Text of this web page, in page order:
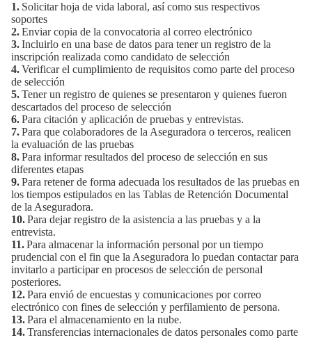
1. Solicitar hoja de vida laboral, así como sus respectivos
soportes
2.Enviar copia de la convocatoria al correo electrónico
3.Incluirlo en una base de datos para tener un registro de la
inscripción realizada como candidato de selección
4.Verificar el cumplimiento de requisitos como parte del proceso
de selección
5.Tener un registro de quienes se presentaron y quienes fueron
descartados del proceso de selección
6.Para citación y aplicación de pruebas y entrevistas.
7.Para que colaboradores de la Aseguradora o terceros, realicen
la evaluación de las pruebas
8.Para informar resultados del proceso de selección en sus
diferentes etapas
9.Para retener de forma adecuada los resultados de las pruebas en
los tiempos estipulados en las Tablas de Retención Documental
de la Aseguradora.
10.Para dejar registro de la asistencia a las pruebas y a la
entrevista.
11.Para almacenar la información personal por un tiempo
prudencial con el fin que la Aseguradora lo puedan contactar para
invitarlo a participar en procesos de selección de personal
posteriores.
12.Para envió de encuestas y comunicaciones por correo
electrónico con fines de selección y perfilamiento de persona.
13.Para el almacenamiento en la nube.
14.Transferencias internacionales de datos personales como parte